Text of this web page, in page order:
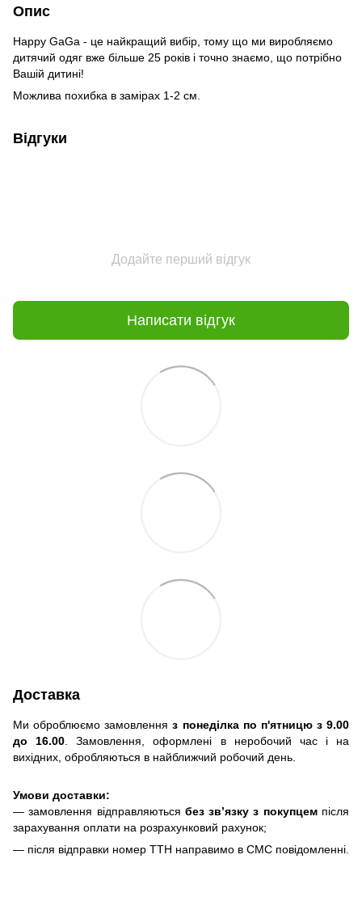
Опис
Happy GaGa - це найкращий вибір, тому що ми виробляємо
дитячий одяг вже більше 25 років і точно знаємо, що потрібно
Вашій дитині!
Можлива похибка в замірах 1-2 см.
Відгуки
Додайте перший відгук
Написати відгук
Доставка
Ми оброблюємо замовленняз понеділка по п'ятницю з 9.00
до 16.00. Замовлення, оформлені в неробочий час і на
вихідних, обробляються в найближчий робочий день.
Умови доставки:
— замовлення відправляються без зв’язку з покупцемпісля
зарахування оплати на розрахунковий рахунок;
— після відправки номер ТТН направимо в СМС повідомленні.